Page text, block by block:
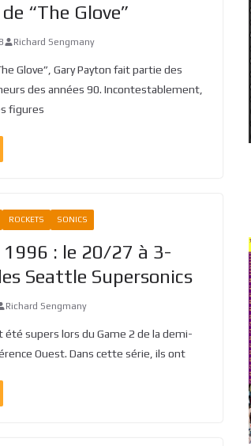
“The Glove”
Richard Sengmany
Glove”, Gary Payton fait partie des
des années 90. Incontestablement,
figures
ROCKETS SONICS
1996 : le 20/27 à 3-
Seattle Supersonics
Richard Sengmany
été supers lors du Game 2 de la demi-
Ouest. Dans cette série, ils ont